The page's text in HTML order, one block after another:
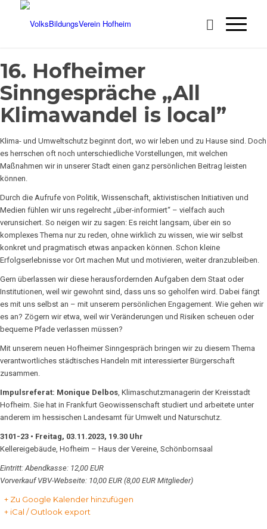
16. Hofheimer
Sinngespräche „All
Klimawandel is local”
Klima- und Umweltschutz beginnt dort, wo wir leben und zu Hause sind. Doch
es herrschen oft noch unterschiedliche Vorstellungen, mit welchen
Maßnahmen wir in unserer Stadt einen ganz persönlichen Beitrag leisten
können.
Durch die Aufrufe von Politik, Wissenschaft, aktivistischen Initiativen und
Medien fühlen wir uns regelrecht „über-informiert“ – vielfach auch
verunsichert. So neigen wir zu sagen: Es reicht langsam, über ein so
komplexes Thema nur zu reden, ohne wirklich zu wissen, wie wir selbst
konkret und pragmatisch etwas anpacken können. Schon kleine
Erfolgserlebnisse vor Ort machen Mut und motivieren, weiter dranzubleiben.
Gern überlassen wir diese herausfordernden Aufgaben dem Staat oder
Institutionen, weil wir gewohnt sind, dass uns so geholfen wird. Dabei fängt
es mit uns selbst an – mit unserem persönlichen Engagement. Wie gehen wir
es an? Zögern wir etwa, weil wir Veränderungen und Risiken scheuen oder
bequeme Pfade verlassen müssen?
Mit unserem neuen Hofheimer Sinngespräch bringen wir zu diesem Thema
verantwortliches städtisches Handeln mit interessierter Bürgerschaft
zusammen.
Impulsreferat: Monique Delbos, Klimaschutzmanagerin der Kreisstadt
Hofheim. Sie hat in Frankfurt Geowissenschaft studiert und arbeitete unter
anderem im hessischen Landesamt für Umwelt und Naturschutz.
3101-23 • Freitag, 03.11.2023, 19.30 Uhr
Kellereigebäude, Hofheim – Haus der Vereine, Schönbornsaal
Eintritt: Abendkasse: 12,00 EUR
Vorverkauf VBV-Webseite: 10,00 EUR (8,00 EUR Mitglieder)
+ Zu Google Kalender hinzufügen
+ iCal / Outlook export